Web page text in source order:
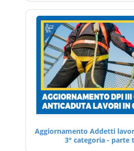
Aggiornamento Addetti
3° categoria - parte